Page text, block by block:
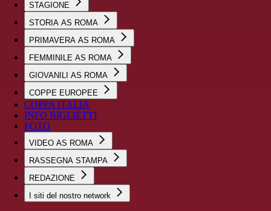
STAGIONE
STORIA AS ROMA
PRIMAVERA AS ROMA
FEMMINILE AS ROMA
GIOVANILI AS ROMA
COPPE EUROPEE
COPPA ITALIA
INFO BIGLIETTI
FOTO
VIDEO AS ROMA
RASSEGNA STAMPA
REDAZIONE
I siti del nostro network